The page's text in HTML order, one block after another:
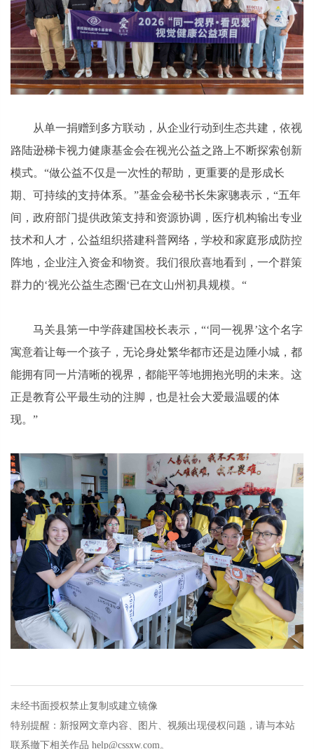
从单一捐赠到多方联动，从企业行动到生态共建，依视
路陆逊梯卡视力健康基金会在视光公益之路上不断探索创新
模式。“做公益不仅是一次性的帮助，更重要的是形成长
期、可持续的支持体系。”基金会秘书长朱家骢表示，“五年
间，政府部门提供政策支持和资源协调，医疗机构输出专业
技术和人才，公益组织搭建科普网络，学校和家庭形成防控
阵地，企业注入资金和物资。我们很欣喜地看到，一个群策
群力的‘视光公益生态圈‘已在文山州初具规模。“
马关县第一中学薛建国校长表示，“‘同一视界’这个名字
寓意着让每一个孩子，无论身处繁华都市还是边陲小城，都
能拥有同一片清晰的视界，都能平等地拥抱光明的未来。这
正是教育公平最生动的注脚，也是社会大爱最温暖的体
现。”
未经书面授权禁止复制或建立镜像
特别提醒：新报网文章内容、图片、视频出现侵权问题，请与本站
联系撤下相关作品 help@cssxw.com。